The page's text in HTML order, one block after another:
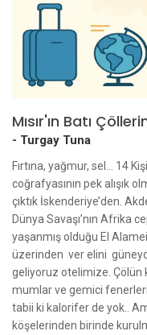
Mısır'ın Batı
- Turgay Tuna
Fırtına, yağmur, sel... 14
coğrafyasının pek alışık
çıktık İskenderiye’den.
Dünya Savaşı’nın Afrika
yaşanmış olduğu El
üzerinden ver elini
geliyoruz otelimize. Çölün
mumlar ve gemici
tabii ki kalorifer de yok..
köşelerinden birinde